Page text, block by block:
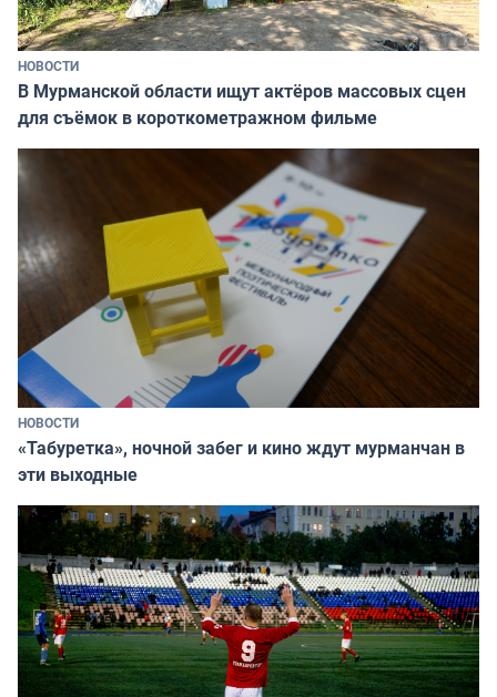
НОВОСТИ
В Мурманской области ищут актёров массовых сцен
для съёмок в короткометражном фильме
НОВОСТИ
«Табуретка», ночной забег и кино ждут мурманчан в
эти выходные